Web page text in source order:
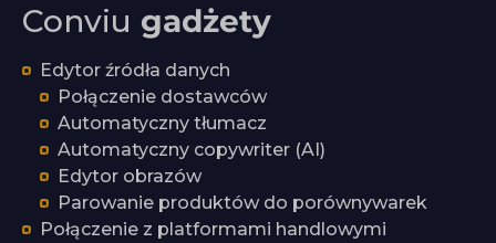
Conviu gadżety
Edytor źródła danych
Połączenie dostawców
Automatyczny tłumacz
Automatyczny copywriter (AI)
Edytor obrazów
Parowanie produktów do porównywarek
Połączenie z platformami handlowymi